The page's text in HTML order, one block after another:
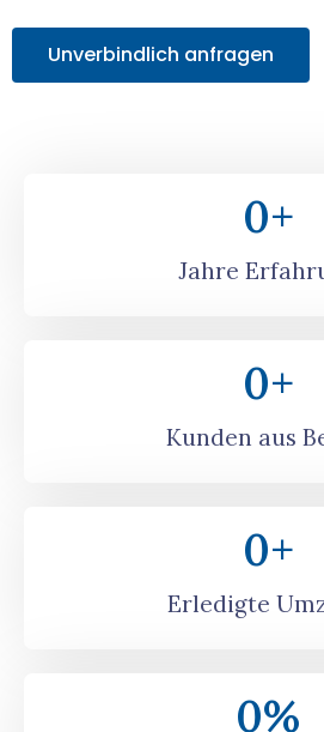
Unverbindlich anfragen
Jahre
0+
Kunden aus
0+
Erledigte
0+
0%